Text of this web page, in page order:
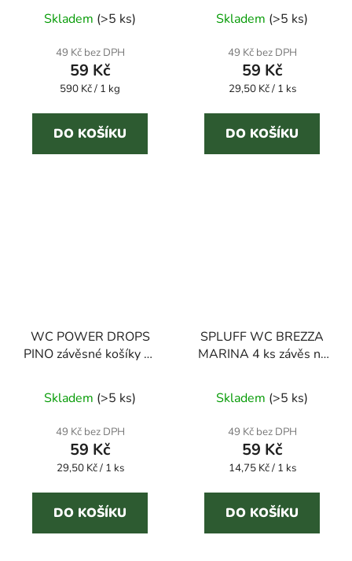
Skladem (>5 ks)
49 Kč bez DPH
59 Kč
Měrná
590 Kč / 1 kg
DO KOŠÍKU
dlouhotrvající vůní.
Skladem (>5 ks)
49 Kč bez DPH
59 Kč
Měrná
29,50 Kč / 1 ks
DO KOŠÍKU
WC POWER DROPS
PINO závěsné košíky na
dlouhotrvající vůní.
Skladem (>5 ks)
49 Kč bez DPH
59 Kč
Měrná
29,50 Kč / 1 ks
DO KOŠÍKU
SPLUFF WC BREZZA
MARINA 4 ks závěs na
hodnocení
produktu
je
5,0
z
5
hvězdiček.
Skladem (>5 ks)
49 Kč bez DPH
59 Kč
Měrná
14,75 Kč / 1 ks
DO KOŠÍKU